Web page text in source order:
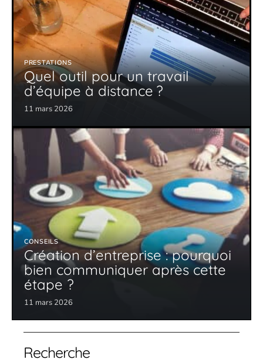
PRESTATIONS
Quel outil pour un travail
d’équipe à distance ?
11 mars 2026
CONSEILS
Création d’entreprise : pourquoi
bien communiquer après cette
étape ?
11 mars 2026
Recherche